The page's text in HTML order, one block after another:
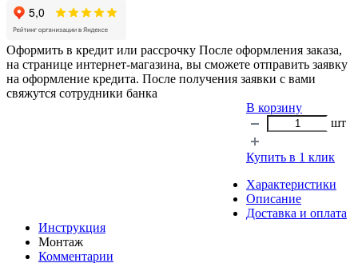
Оформить в кредит или рассрочку После оформления заказа,
на странице интернет-магазина, вы сможете отправить заявку
на оформление кредита. После получения заявки с вами
свяжутся сотрудники банка
В корзину
шт
Купить в 1 клик
Характеристики
Описание
Доставка и оплата
Инструкция
Монтаж
Комментарии